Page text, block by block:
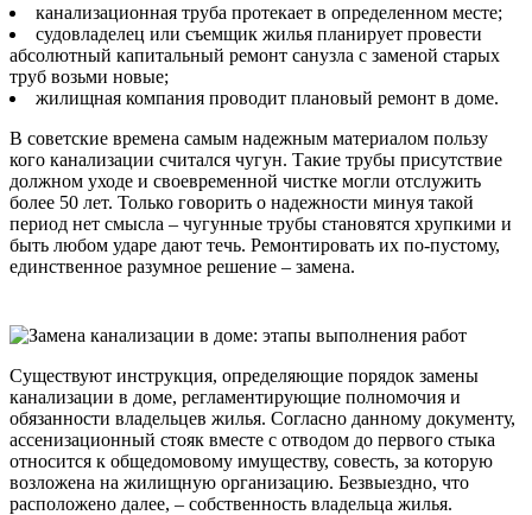
канализационная труба протекает в определенном месте;
судовладелец или съемщик жилья планирует провести
абсолютный капитальный ремонт санузла с заменой старых
труб возьми новые;
жилищная компания проводит плановый ремонт в доме.
В советские времена самым надежным материалом пользу
кого канализации считался чугун. Такие трубы присутствие
должном уходе и своевременной чистке могли отслужить
более 50 лет. Только говорить о надежности минуя такой
период нет смысла – чугунные трубы становятся хрупкими и
быть любом ударе дают течь. Ремонтировать их по-пустому,
единственное разумное решение – замена.
Существуют инструкция, определяющие порядок замены
канализации в доме, регламентирующие полномочия и
обязанности владельцев жилья. Согласно данному документу,
ассенизационный стояк вместе с отводом до первого стыка
относится к общедомовому имуществу, совесть, за которую
возложена на жилищную организацию. Безвыездно, что
расположено далее, – собственность владельца жилья.